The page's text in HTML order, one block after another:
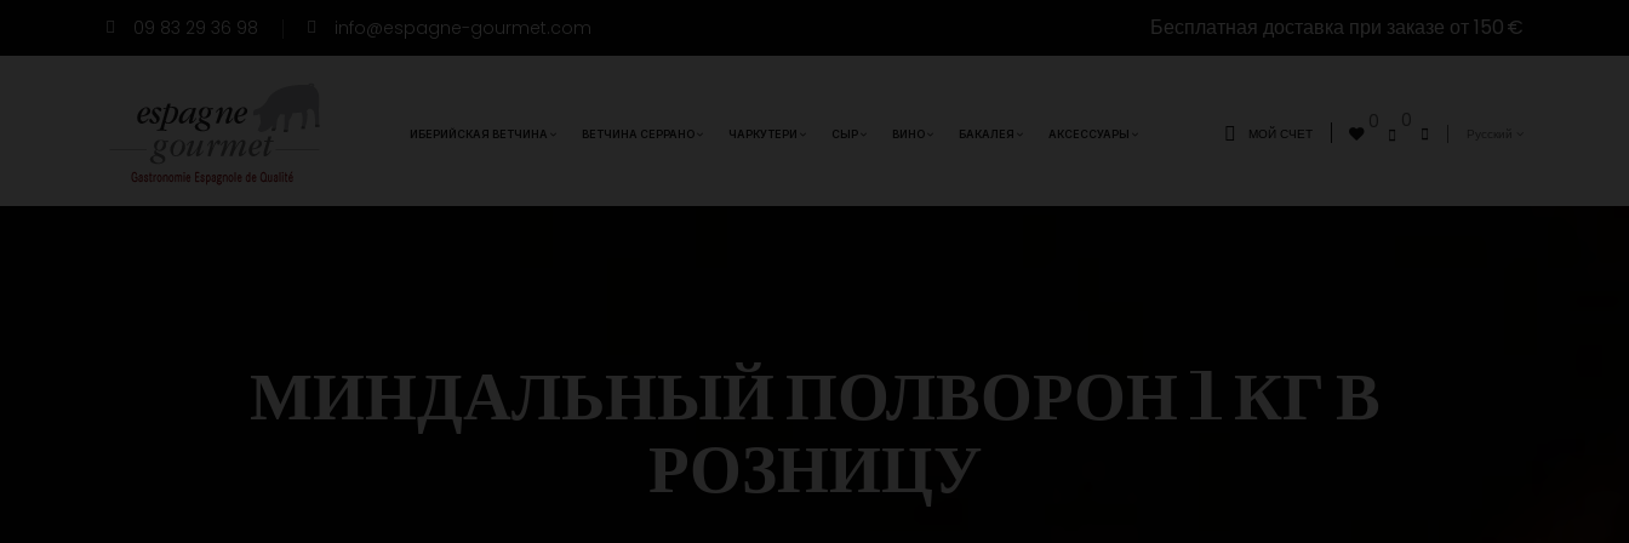
09 83 29 36 98 info@espagne-gourmet.com Бесплатная доставка при заказе от 150 €
ИБЕРИЙСКАЯ ВЕТЧИНА ВЕТЧИНА СЕРРАНО ЧАРКУТЕРИ СЫР ВИНО БАКАЛЕЯ АКСЕССУАРЫ МОЙ СЧЕТ
МИНДАЛЬНЫЙ ПОЛВОРОН 1 КГ В
РОЗНИЦУ